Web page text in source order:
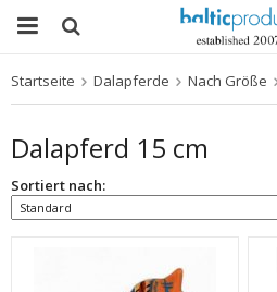
Startseite Dalapferde Nach Größe
Dalapferd 15 cm
Sortiert nach: